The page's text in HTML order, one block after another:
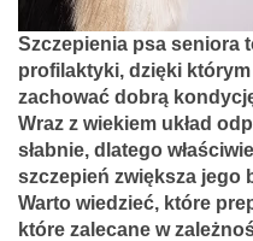
Szczepienia psa seniora
profilaktyki, dzięki
zachować dobrą
Wraz z wiekiem układ
słabnie, dlatego
szczepień zwiększa jego
Warto wiedzieć, które
które zalecane w